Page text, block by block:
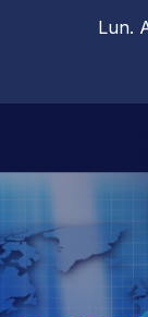
Lun.